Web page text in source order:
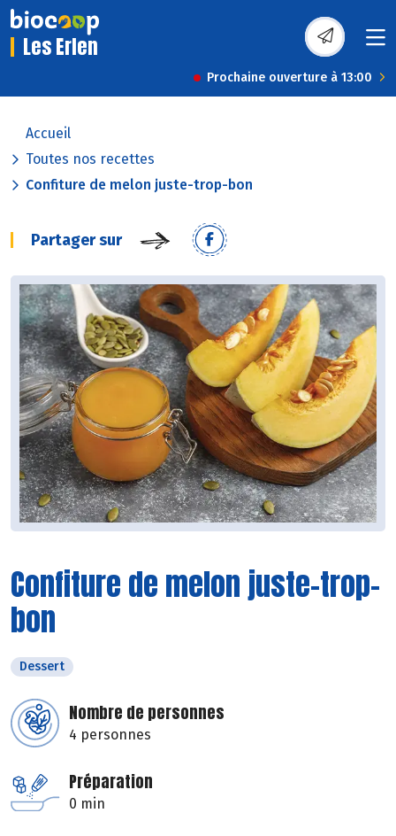
Les Erlen
Prochaine ouverture à 13:00
Accueil
Toutes nos recettes
Confiture de melon juste-trop-bon
Partager sur
Confiture de melon juste-trop-
bon
Dessert
Nombre de personnes
4 personnes
Préparation
0 min